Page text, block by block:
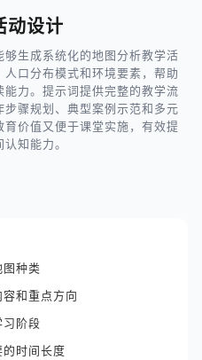
动设计
生成系统化的地图分析教学活
口分布模式和环境要素，帮助
力。提示词提供完整的教学流
骤规划、典型案例示范和多元
价值又便于课堂实施，有效提
知能力。
图种类
和重点方向
习阶段
时间长度